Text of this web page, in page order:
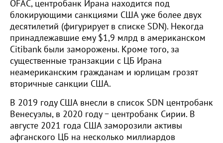
OFAC, центробанк Ирана находится под
блокирующими санкциями США уже более двух
десятилетий (фигурирует в списке SDN). Некогда
принадлежавшие ему $1,9 млрд в американском
Citibank были заморожены. Кроме того, за
существенные транзакции с ЦБ Ирана
неамериканским гражданам и юрлицам грозят
вторичные санкции США.
В 2019 году США внесли в список SDN центробанк
Венесуэлы, в 2020 году − центробанк Сирии. В
августе 2021 года США заморозили активы
афганского ЦБ на несколько миллиардов